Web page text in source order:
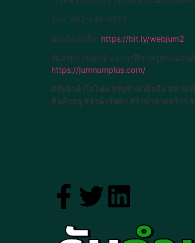
โทร. 082-246-9555
แอดไลน์คลิ๊ก: https://bit.ly/webjum2
รับจำนำโรเล็กซ์ และนาฬิกาหรูทุกแบรนด์
https://jumnumplus.com/
#รับจำนำไอโฟน #รับจำนำมือถือ #จำน
สินค้าหรู #จำนำรัชดา #จำนำลาดพร้าว